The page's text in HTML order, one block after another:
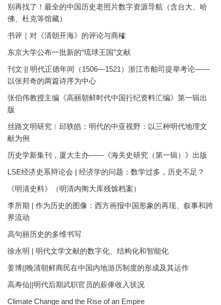
别再找了！最全的中国历史老照片数字资源导航（含台大、哈
佛、杜克等馆藏）
书评｜对《清朝开海》的评论与商榷
东京大学公布一批新的“琉球王国”文献
刊文 || 明代正德年间（1506—1521）浙江市舶司提举考论——
以张邦奇的两篇诗序为中心
张伯伟教授主编《高丽朝鲜时代中国行纪资料汇编》第一辑出
版
丝路文明研究︱邱轶皓：明代的中亚视野：以三种明代地理文
献为例
历史学新集刊，厦大主办——《海关史研究（第一辑）》出版
LSE经济史系辩论会 | 经济学的问题：数学过多，历史不足？
《明清史料》（明清内阁大库残馀档案）
李所期 | 作为历史的图像：西方画报中国形象的再现、叙事和跨
界流动
高句丽历史的多维书写
徐永明 | 明代文学文献的数字化、结构化和智能化
姜博||晚清朝鲜商民在中国内地游历制度的形成及其运作
高寿仙||明代后期武职官员的薪俸收入状况
Climate Change and the Rise of an Empire